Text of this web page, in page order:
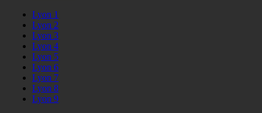
Lyon 1
Lyon 2
Lyon 3
Lyon 4
Lyon 5
Lyon 6
Lyon 7
Lyon 8
Lyon 9